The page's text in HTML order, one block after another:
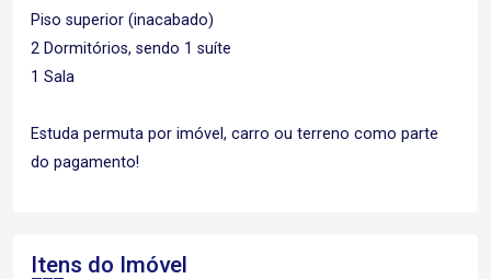
Piso superior (inacabado)
2 Dormitórios, sendo 1 suíte
1 Sala
Estuda permuta por imóvel, carro ou terreno como parte
do pagamento!
Itens do Imóvel